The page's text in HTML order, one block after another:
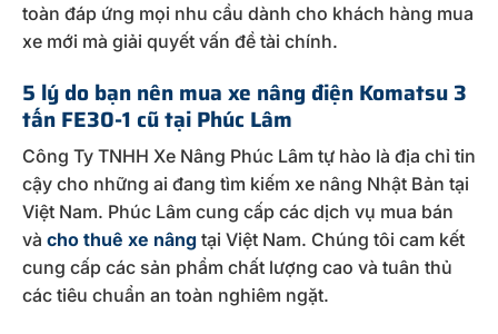
toàn đáp ứng mọi nhu cầu dành cho khách hàng mua
xe mới mà giải quyết vấn đề tài chính.
5 lý do bạn nên mua xe nâng điện Komatsu 3
tấn FE30-1 cũ tại Phúc Lâm
Công Ty TNHH Xe Nâng Phúc Lâm tự hào là địa chỉ tin
cậy cho những ai đang tìm kiếm xe nâng Nhật Bản tại
Việt Nam. Phúc Lâm cung cấp các dịch vụ mua bán
và cho thuê xe nâng tại Việt Nam. Chúng tôi cam kết
cung cấp các sản phẩm chất lượng cao và tuân thủ
các tiêu chuẩn an toàn nghiêm ngặt.